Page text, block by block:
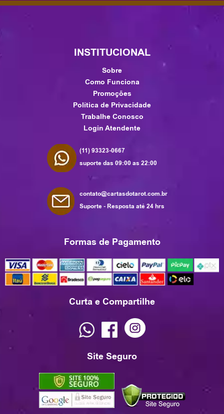
INSTITUCIONAL
Sobre
Como Funciona
Promoções
Política de Privacidade
Trabalhe Conosco
Login Atendente
(11) 93323-0667
suporte das 09:00 as 22:00
contato@cartasdotarot.com.br
Suporte - Resposta até 24 hrs
Formas de Pagamento
Curta e Compartilhe
Site Seguro